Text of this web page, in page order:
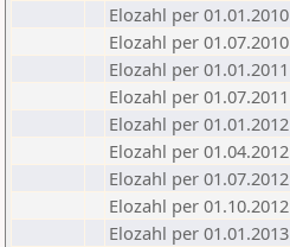
Elozahl per 01.01.2010
Elozahl per 01.07.2010
Elozahl per 01.01.2011
Elozahl per 01.07.2011
Elozahl per 01.01.2012
Elozahl per 01.04.2012
Elozahl per 01.07.2012
Elozahl per 01.10.2012
Elozahl per 01.01.2013